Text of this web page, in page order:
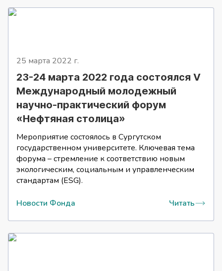
25 марта 2022 г.
23-24 марта 2022 года состоялся V
Международный молодежный
научно-практический форум
«Нефтяная столица»
Мероприятие состоялось в Сургутском
государственном университете. Ключевая тема
форума – стремление к соответствию новым
экологическим, социальным и управленческим
стандартам (ESG).
Новости Фонда Читать